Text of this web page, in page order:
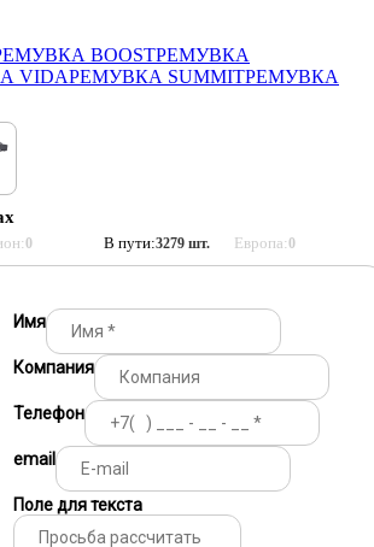
BOOSTРЕМУВКА
VIDAРЕМУВКА SUMMITРЕМУВКА
0 В пути:3279 шт. Европа:0
Имя
Компания
Телефон
email
Поле для текста